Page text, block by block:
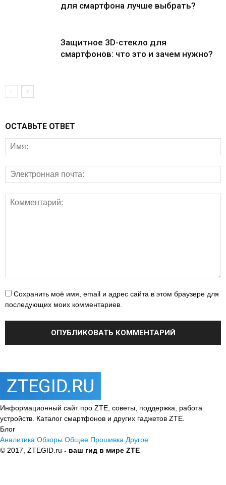
для смартфона лучше выбрать?
Защитное 3D-стекло для
смартфонов: что это и зачем нужно?
ОСТАВЬТЕ ОТВЕТ
Сохранить моё имя, email и адрес сайта в этом браузере для
последующих моих комментариев.
Информационный сайт про ZTE, советы, поддержка, работа
устройств. Каталог смартфонов и других гаджетов ZTE.
Блог
Аналитика Обзоры Общее Прошивка Другое
© 2017, ZTEGID.ru - ваш гид в мире ZTE